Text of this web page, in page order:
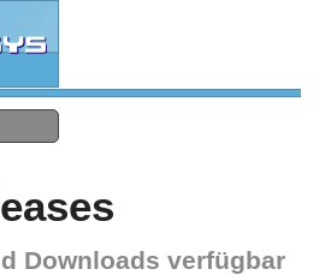
Downloads verfügbar